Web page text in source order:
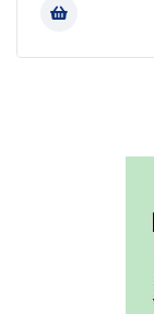
Το μαγνήσιο
1-2 κάψουλες
Να λαμβάνεται